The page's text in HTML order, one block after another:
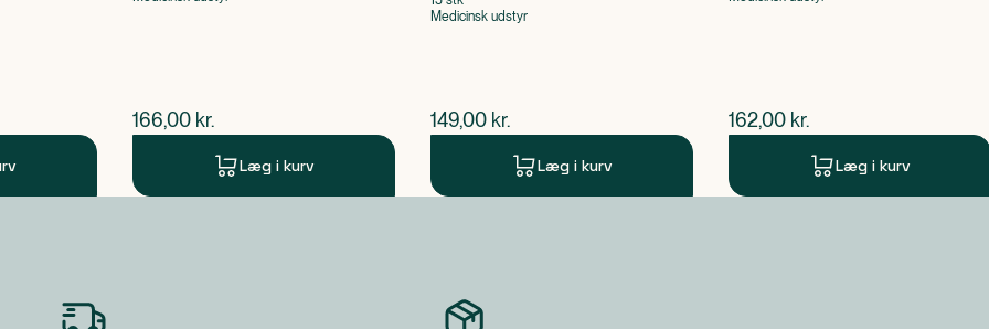
$nuværende pris
166,00 kr.
Læg i kurv
Medicinsk udstyr
$nuværende pris
149,00 kr.
Læg i kurv
$nuværende pris
162,00 kr.
Læg i kurv